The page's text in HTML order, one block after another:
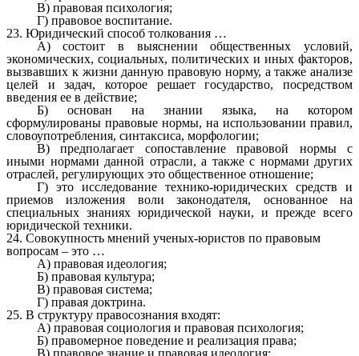
В) правовая психология;
Г) правовое воспитание.
23. Юридический способ толкования …
А) состоит в выяснении общественных условий,
экономических, социальных, политических и иных факторов,
вызвавших к жизни данную правовую норму, а также анализе
целей и задач, которое решает государство, посредством
введения ее в действие;
Б) основан на знании языка, на котором
сформулированы правовые нормы, на использовании правил,
словоупотребления, синтаксиса, морфологии;
В) предполагает сопоставление правовой нормы с
иными нормами данной отрасли, а также с нормами других
отраслей, регулирующих это общественное отношение;
Г) это исследование технико-юридических средств и
приемов изложения воли законодателя, основанное на
специальных знаниях юридической науки, и прежде всего
юридической техники.
24. Совокупность мнений ученых-юристов по правовым
вопросам – это …
А) правовая идеология;
Б) правовая культура;
В) правовая система;
Г) правая доктрина.
25. В структуру правосознания входят:
А) правовая социология и правовая психология;
Б) правомерное поведение и реализация права;